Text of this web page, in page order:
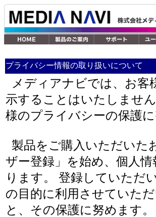
プライバシー情報の取り扱いについて
メディアナビでは、お客
示することはいたしませ
様のプライバシーの保護
製品をご購入いただいた
ザー登録」を始め、個人
ります。 登録していただ
の目的に利用させていた
と、その保護に努めます。